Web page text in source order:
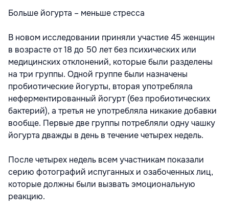
Больше йогурта – меньше стресса
В новом исследовании приняли участие 45 женщин
в возрасте от 18 до 50 лет без психических или
медицинских отклонений, которые были разделены
на три группы. Одной группе были назначены
пробиотические йогурты, вторая употребляла
неферментированный йогурт (без пробиотических
бактерий), а третья не употребляла никакие добавки
вообще. Первые две группы потребляли одну чашку
йогурта дважды в день в течение четырех недель.
После четырех недель всем участникам показали
серию фотографий испуганных и озабоченных лиц,
которые должны были вызвать эмоциональную
реакцию.